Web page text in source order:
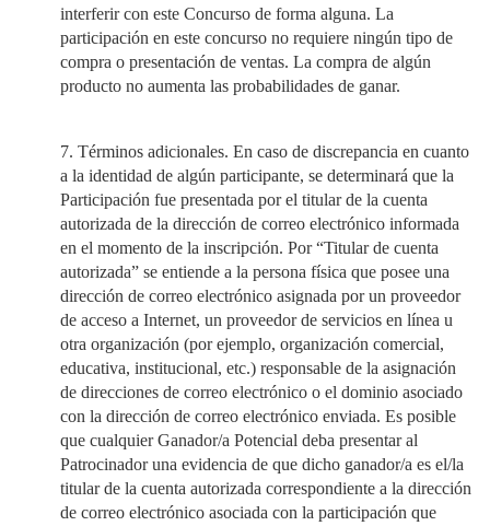
interferir con este Concurso de forma alguna. La
participación en este concurso no requiere ningún tipo de
compra o presentación de ventas. La compra de algún
producto no aumenta las probabilidades de ganar.
7. Términos adicionales. En caso de discrepancia en cuanto
a la identidad de algún participante, se determinará que la
Participación fue presentada por el titular de la cuenta
autorizada de la dirección de correo electrónico informada
en el momento de la inscripción. Por “Titular de cuenta
autorizada” se entiende a la persona física que posee una
dirección de correo electrónico asignada por un proveedor
de acceso a Internet, un proveedor de servicios en línea u
otra organización (por ejemplo, organización comercial,
educativa, institucional, etc.) responsable de la asignación
de direcciones de correo electrónico o el dominio asociado
con la dirección de correo electrónico enviada. Es posible
que cualquier Ganador/a Potencial deba presentar al
Patrocinador una evidencia de que dicho ganador/a es el/la
titular de la cuenta autorizada correspondiente a la dirección
de correo electrónico asociada con la participación que